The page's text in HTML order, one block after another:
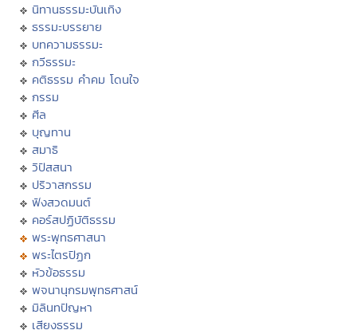
นิทานธรรมะบันเทิง
ธรรมะบรรยาย
บทความธรรมะ
กวีธรรมะ
คติธรรม คำคม โดนใจ
กรรม
ศีล
บุญทาน
สมาธิ
วิปัสสนา
ปริวาสกรรม
ฟังสวดมนต์
คอร์สปฏิบัติธรรม
พระพุทธศาสนา
พระไตรปิฏก
หัวข้อธรรม
พจนานุกรมพุทธศาสน์
มิลินทปัญหา
เสียงธรรม